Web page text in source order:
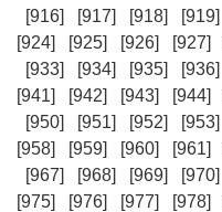
[916] [917] [918] [919]
[924]
[925] [926] [927]
[933]
[934] [935] [936]
[941]
[942] [943] [944]
[950]
[951] [952] [953]
[958]
[959] [960] [961]
[967]
[968] [969] [970]
[975]
[976] [977] [978]